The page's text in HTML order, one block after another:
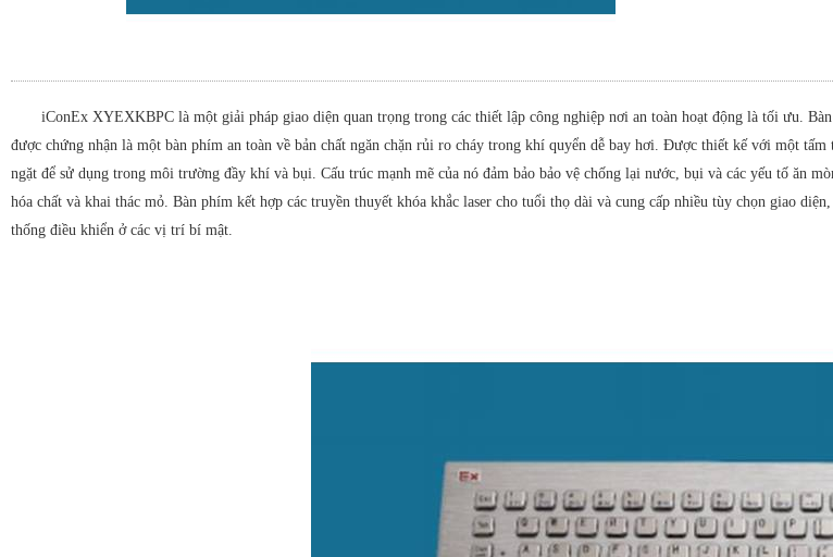
iConEx XYEXKBPC là một giải pháp giao diện quan trọng trong các thiết lập công nghiệp nơi an toàn hoạt động là tối ưu.
được chứng nhận là một bàn phím an toàn về bản chất ngăn chặn rủi ro cháy trong khí quyển dễ bay hơi. Được thiết kế với một
ngặt để sử dụng trong môi trường đầy khí và bụi. Cấu trúc mạnh mẽ của nó đảm bảo bảo vệ chống lại nước, bụi và các yếu tố ăn
hóa chất và khai thác mỏ. Bàn phím kết hợp các truyền thuyết khóa khắc laser cho tuổi thọ dài và cung cấp nhiều tùy chọn giao
thống điều khiển ở các vị trí bí mật.